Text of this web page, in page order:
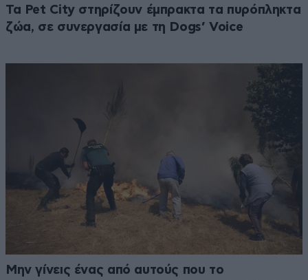
Τα Pet City στηρίζουν έμπρακτα τα πυρόπληκτα
ζώα, σε συνεργασία με τη Dogs’ Voice
Μην γίνεις ένας από αυτούς που το